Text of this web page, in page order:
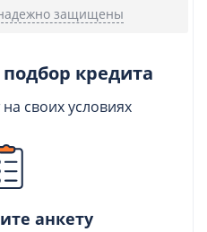
защищены
кредита
своих условиях
анкету